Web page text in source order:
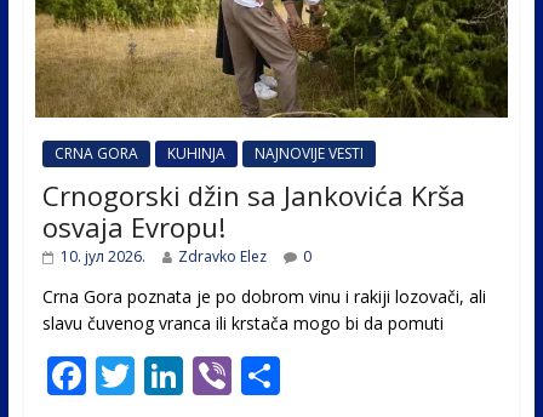
CRNA GORA KUHINJA NAJNOVIJE VESTI
Crnogorski džin sa Jankovića Krša
osvaja Evropu!
10. јул 2026. Zdravko Elez 0
Crna Gora poznata je po dobrom vinu i rakiji lozovači, ali
slavu čuvenog vranca ili krstača mogo bi da pomuti
F T Li Vi S